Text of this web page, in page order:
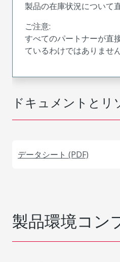
ドキュメントとリ
データシート (PDF)
製品の在庫状況について
ご注意:
すべてのパートナーが直
ているわけではありません
製品環境コン